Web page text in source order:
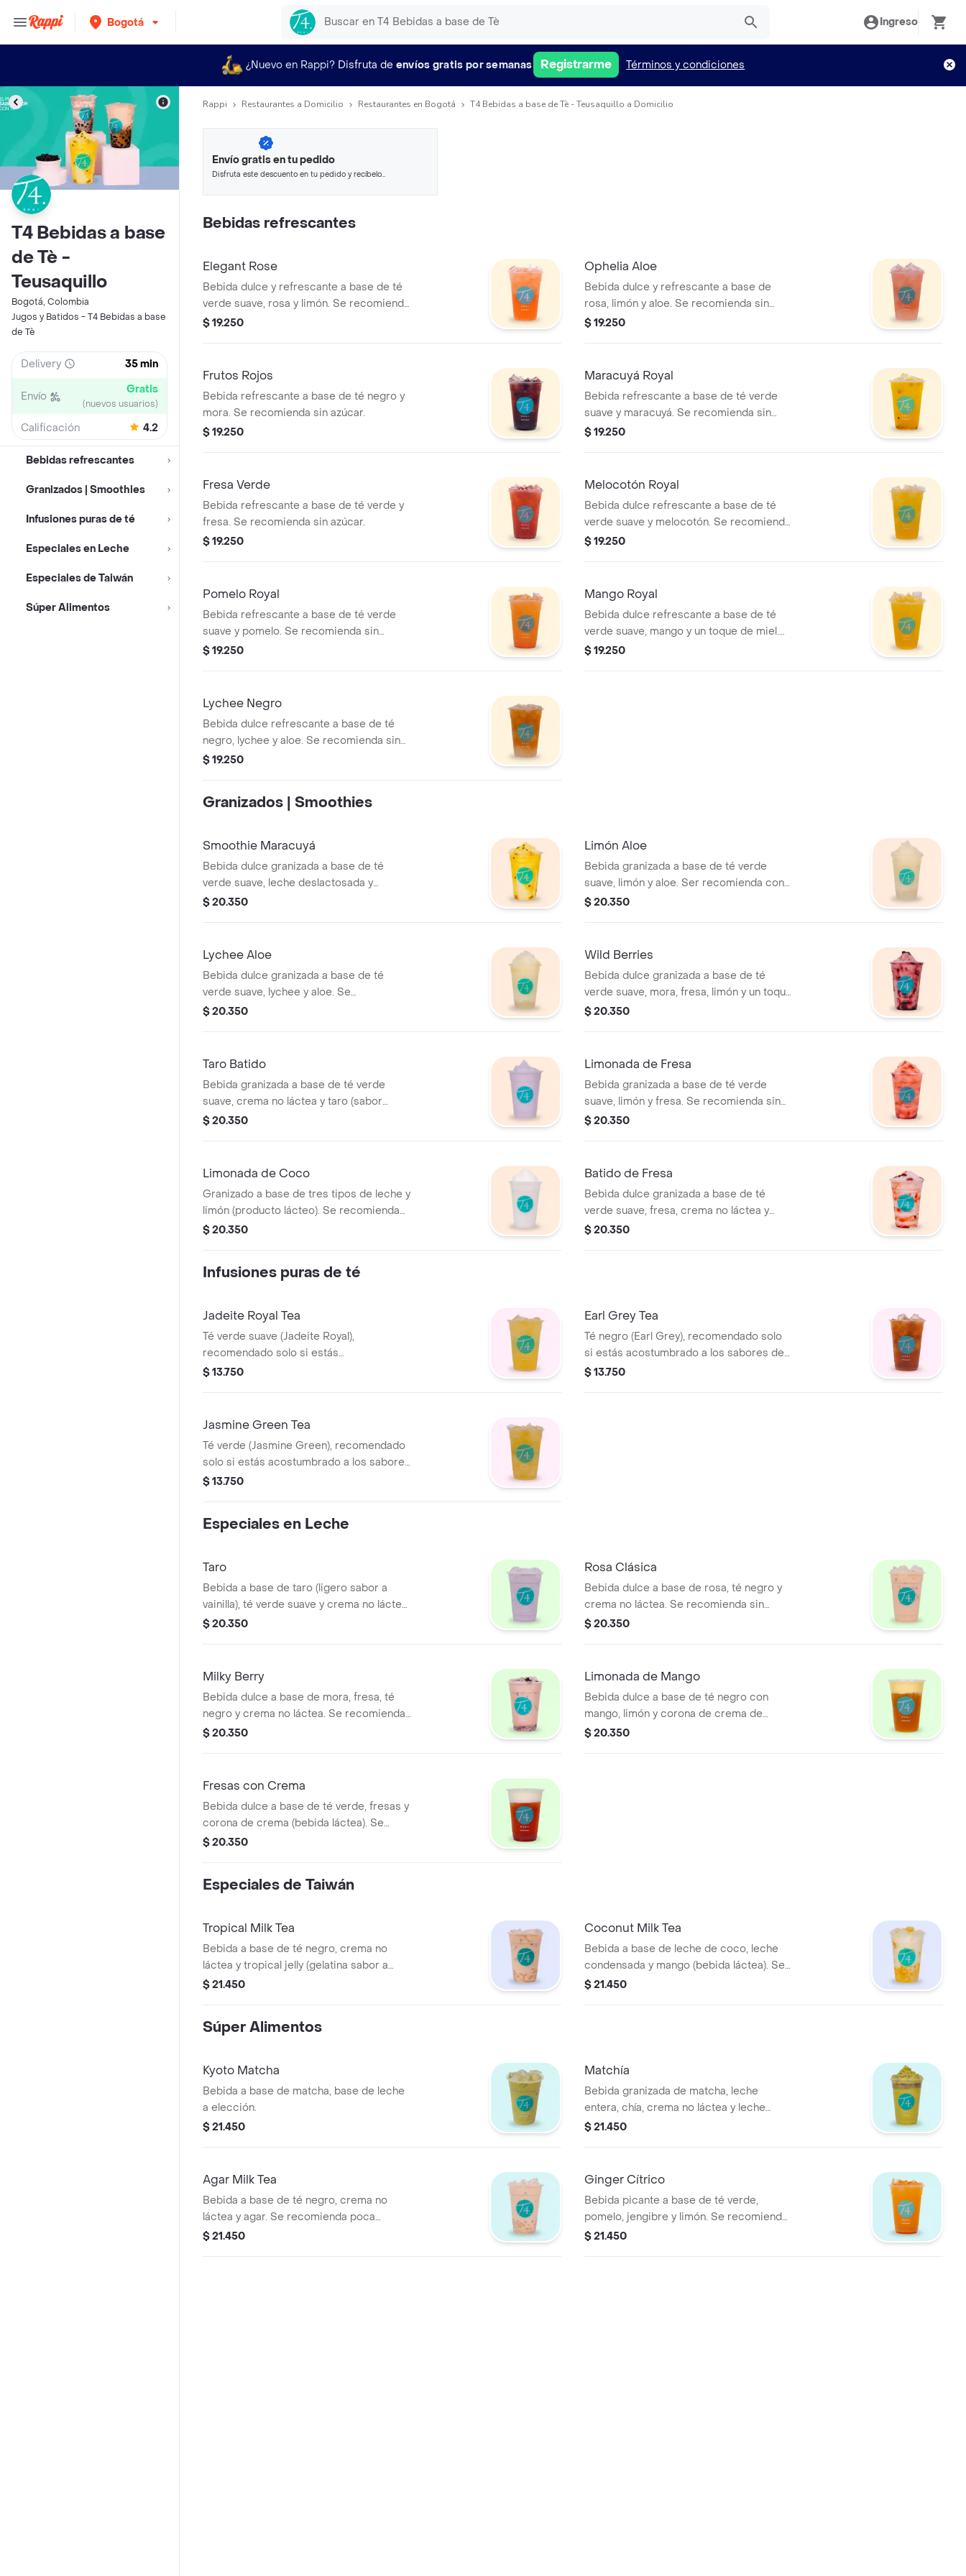
Bogotá Ingreso
¿Nuevo en Rappi? Disfruta de envíos gratis por semanas Registrarme Términos y condiciones
T4 Bebidas a base
de Tè -
Teusaquillo
Bogotá, Colombia
Jugos y Batidos - T4 Bebidas a base
de Tè
Delivery 35 min
Envío Gratis
(nuevos usuarios)
Calificación 4.2
Bebidas refrescantes
Granizados | Smoothies
Infusiones puras de té
Especiales en Leche
Especiales de Taiwán
Súper Alimentos
Rappi Restaurantes a Domicilio Restaurantes en Bogotá T4 Bebidas a base de Tè - Teusaquillo a Domicilio
Envío gratis en tu pedido
Disfruta este descuento en tu pedido y recíbelo
Bebidas refrescantes
Elegant Rose
Bebida dulce y refrescante a base de té
verde suave, rosa y limón. Se recomienda
sin azúcar.
$ 19.250
Ophelia Aloe
Bebida dulce y refrescante a base de
rosa, limón y aloe. Se recomienda sin
azúcar.
$ 19.250
Frutos Rojos
Bebida refrescante a base de té negro y
mora. Se recomienda sin azúcar.
$ 19.250
Maracuyá Royal
Bebida refrescante a base de té verde
suave y maracuyá. Se recomienda sin
azúcar.
$ 19.250
Fresa Verde
Bebida refrescante a base de té verde y
fresa. Se recomienda sin azúcar.
$ 19.250
Melocotón Royal
Bebida dulce refrescante a base de té
verde suave y melocotón. Se recomienda
sin azúcar.
$ 19.250
Pomelo Royal
Bebida refrescante a base de té verde
suave y pomelo. Se recomienda sin
azúcar.
$ 19.250
Mango Royal
Bebida dulce refrescante a base de té
verde suave, mango y un toque de miel.
Se recomienda sin azúcar.
$ 19.250
Lychee Negro
Bebida dulce refrescante a base de té
negro, lychee y aloe. Se recomienda sin
azúcar.
$ 19.250
Granizados | Smoothies
Smoothie Maracuyá
Bebida dulce granizada a base de té
verde suave, leche deslactosada y
maracuyá. Se recomienda sin azúcar.
$ 20.350
Limón Aloe
Bebida granizada a base de té verde
suave, limón y aloe. Ser recomienda con
poca azúcar.
$ 20.350
Lychee Aloe
Bebida dulce granizada a base de té
verde suave, lychee y aloe. Se
recomienda sin azúcar.
$ 20.350
Wild Berries
Bebida dulce granizada a base de té
verde suave, mora, fresa, limón y un toque
de leche condensada. Se recomienda sin
$ 20.350
Taro Batido
Bebida granizada a base de té verde
suave, crema no láctea y taro (sabor
parecido a la vainilla). Se recomienda con
$ 20.350
Limonada de Fresa
Bebida granizada a base de té verde
suave, limón y fresa. Se recomienda sin
azúcar.
$ 20.350
Limonada de Coco
Granizado a base de tres tipos de leche y
limón (producto lácteo). Se recomienda
poco azúcar.
$ 20.350
Batido de Fresa
Bebida dulce granizada a base de té
verde suave, fresa, crema no láctea y
leche deslactosada. Se recomienda sin
$ 20.350
Infusiones puras de té
Jadeite Royal Tea
Té verde suave (Jadeite Royal),
recomendado solo si estás
acostumbrado a los sabores de té puros.
$ 13.750
Earl Grey Tea
Té negro (Earl Grey), recomendado solo
si estás acostumbrado a los sabores de
té puros.
$ 13.750
Jasmine Green Tea
Té verde (Jasmine Green), recomendado
solo si estás acostumbrado a los sabores
de té puros y herbales.
$ 13.750
Especiales en Leche
Taro
Bebida a base de taro (ligero sabor a
vainilla), té verde suave y crema no láctea.
Se recomienda con poca azúcar.
$ 20.350
Rosa Clásica
Bebida dulce a base de rosa, té negro y
crema no láctea. Se recomienda sin
azúcar.
$ 20.350
Milky Berry
Bebida dulce a base de mora, fresa, té
negro y crema no láctea. Se recomienda
sin azúcar.
$ 20.350
Limonada de Mango
Bebida dulce a base de té negro con
mango, limón y corona de crema de
mango (bebida láctea). Se recomienda
$ 20.350
Fresas con Crema
Bebida dulce a base de té verde, fresas y
corona de crema (bebida láctea). Se
recomienda sin azúcar.
$ 20.350
Especiales de Taiwán
Tropical Milk Tea
Bebida a base de té negro, crema no
láctea y tropical jelly (gelatina sabor a
piña). Se recomienda poca azúcar.
$ 21.450
Coconut Milk Tea
Bebida a base de leche de coco, leche
condensada y mango (bebida láctea). Se
recomienda sin azúcar. Viene con poco
$ 21.450
Súper Alimentos
Kyoto Matcha
Bebida a base de matcha, base de leche
a elección.
$ 21.450
Matchía
Bebida granizada de matcha, leche
entera, chía, crema no láctea y leche
condensada. Se recomienda con poco
$ 21.450
Agar Milk Tea
Bebida a base de té negro, crema no
láctea y agar. Se recomienda poca
azúcar.
$ 21.450
Ginger Cítrico
Bebida picante a base de té verde,
pomelo, jengibre y limón. Se recomienda
sin azúcar.
$ 21.450